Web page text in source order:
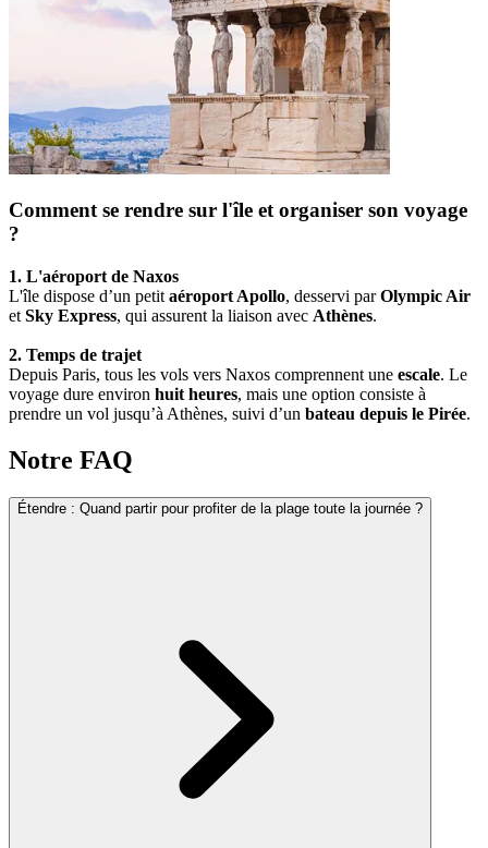
Comment se rendre sur l'île et organiser son voyage
?
1. L'aéroport de Naxos
L'île dispose d’un petit aéroport Apollo, desservi parOlympic Air
et Sky Express, qui assurent la liaison avec Athènes.
2. Temps de trajet
Depuis Paris, tous les vols vers Naxos comprennent une escale. Le
voyage dure environ huit heures, mais une option consiste à
prendre un vol jusqu’à Athènes, suivi d’un bateau depuis le Pirée.
Notre FAQ
Étendre : Quand partir pour profiter de la plage toute la journée ?